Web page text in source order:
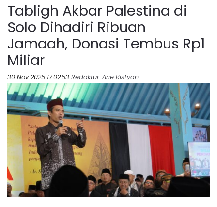
Tabligh Akbar Palestina di
Solo Dihadiri Ribuan
Jamaah, Donasi Tembus Rp1
Miliar
30 Nov 2025 17:02:53 Redaktur: Arie Ristyan